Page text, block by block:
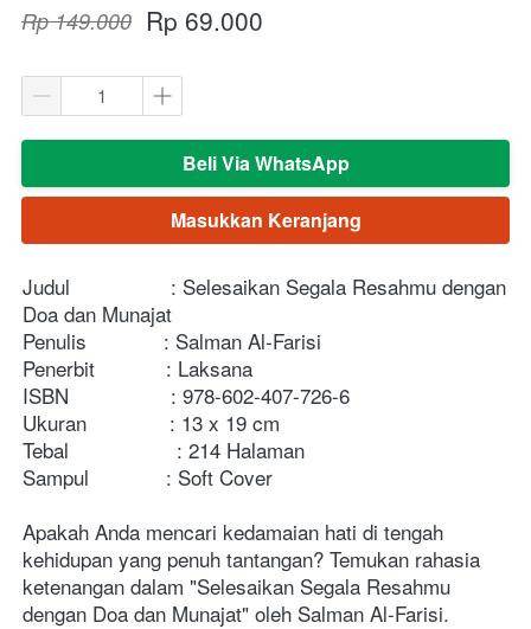
Rp 149.000 Rp 69.000
`Beli Via WhatsApp
`Masukkan Keranjang
Judul                 : Selesaikan Segala Resahmu dengan
Doa dan Munajat
Penulis             : Salman Al-Farisi
Penerbit            : Laksana
ISBN	         : 978-602-407-726-6
Ukuran              : 13 x 19 cm
Tebal	          : 214 Halaman
Sampul             : Soft Cover
Apakah Anda mencari kedamaian hati di tengah
kehidupan yang penuh tantangan? Temukan rahasia
ketenangan dalam "Selesaikan Segala Resahmu
dengan Doa dan Munajat" oleh Salman Al-Farisi.